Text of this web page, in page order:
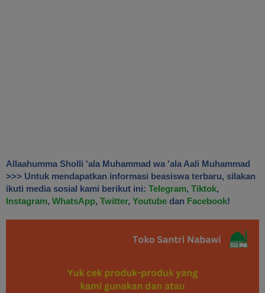
Allaahumma Sholli 'ala Muhammad wa 'ala Aali Muhammad
>>> Untuk mendapatkan informasi beasiswa terbaru, silakan
ikuti media sosial kami berikut ini: Telegram, Tiktok,
Instagram, WhatsApp, Twitter, Youtube dan Facebook!